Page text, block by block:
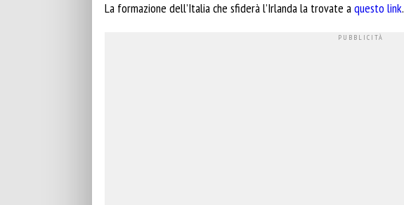
La formazione dell’Italia che sfiderà l’Irlanda la trovate aquesto link.